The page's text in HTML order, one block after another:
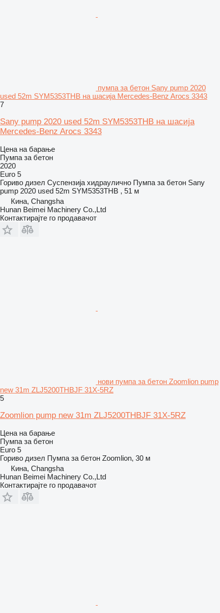
пумпа за бетон Sany pump 2020
used 52m SYM5353THB на шасија Mercedes-Benz Arocs 3343
7
Sany pump 2020 used 52m SYM5353THB на шасија
Mercedes-Benz Arocs 3343
Цена на барање
Пумпа за бетон
2020
Euro 5
Гориво дизел Суспензија хидраулично Пумпа за бетон Sany
pump 2020 used 52m SYM5353THB , 51 м
Кина, Changsha
Hunan Beimei Machinery Co.,Ltd
Контактирајте го продавачот
нови пумпа за бетон Zoomlion pump
new 31m ZLJ5200THBJF 31X-5RZ
5
Zoomlion pump new 31m ZLJ5200THBJF 31X-5RZ
Цена на барање
Пумпа за бетон
Euro 5
Гориво дизел Пумпа за бетон Zoomlion, 30 м
Кина, Changsha
Hunan Beimei Machinery Co.,Ltd
Контактирајте го продавачот